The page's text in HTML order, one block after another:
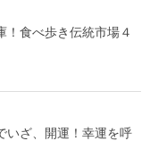
！食べ歩き伝統市場４
いざ、開運！幸運を呼